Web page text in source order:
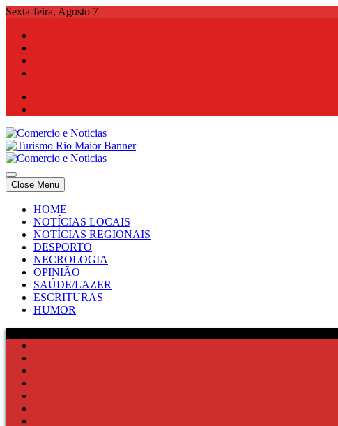
Skip
content
Sexta-feira, Agosto 7
Comercio e Noticias
Notícias e Publicidade Online
Comercio e Noticias
Notícias e Publicidade Online
Close Menu
HOME
NOTÍCIAS LOCAIS
NOTÍCIAS REGIONAIS
DESPORTO
NECROLOGIA
OPINIÃO
SAÚDE/LAZER
ESCRITURAS
HUMOR